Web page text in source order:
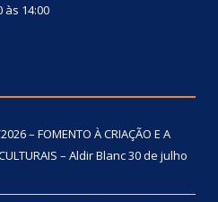
14:00
– FOMENTO À CRIAÇÃO E A
– Aldir Blanc30 de julho